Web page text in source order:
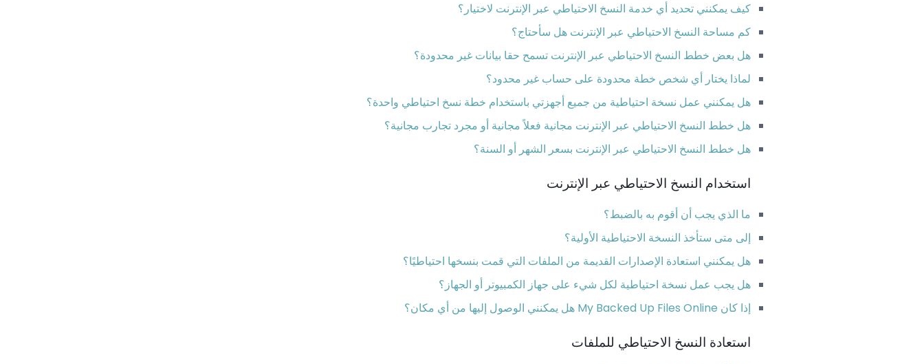
كيف يمكنني تحديد أي خدمة النسخ الاحتياطي عبر الإنترنت لاختيار؟
كم مساحة النسخ الاحتياطي عبر الإنترنت هل سأحتاج؟
هل بعض خطط النسخ الاحتياطي عبر الإنترنت تسمح حقا بيانات غير محدودة؟
لماذا يختار أي شخص خطة محدودة على حساب غير محدود؟
هل يمكنني عمل نسخة احتياطية من جميع أجهزتي باستخدام خطة نسخ احتياطي واحدة؟
هل خطط النسخ الاحتياطي عبر الإنترنت مجانية فعلاً مجانية أو مجرد تجارب مجانية؟
هل خطط النسخ الاحتياطي عبر الإنترنت بسعر الشهر أو السنة؟
استخدام النسخ الاحتياطي عبر الإنترنت
ما الذي يجب أن أقوم به بالضبط؟
إلى متى ستأخذ النسخة الاحتياطية الأولية؟
هل يمكنني استعادة الإصدارات القديمة من الملفات التي قمت بنسخها احتياطيًا؟
هل يجب عمل نسخة احتياطية لكل شيء على جهاز الكمبيوتر أو الجهاز؟
إذا كان My Backed Up Files Online هل يمكنني الوصول إليها من أي مكان؟
استعادة النسخ الاحتياطي للملفات